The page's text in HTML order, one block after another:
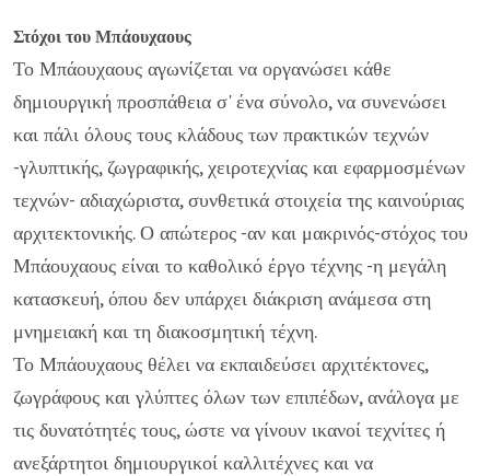
Στόχοι του Μπάουχαους
Το Μπάουχαους αγωνίζεται να οργανώσει κάθε
δημιουργική προσπάθεια σ' ένα σύνολο, να συνενώσει
και πάλι όλους τους κλάδους των πρακτικών τεχνών
-γλυπτικής, ζωγραφικής, χειροτεχνίας και εφαρμοσμένων
τεχνών- αδιαχώριστα, συνθετικά στοιχεία της καινούριας
αρχιτεκτονικής. Ο απώτερος -αν και μακρινός-στόχος του
Μπάουχαους είναι το καθολικό έργο τέχνης -η μεγάλη
κατασκευή, όπου δεν υπάρχει διάκριση ανάμεσα στη
μνημειακή και τη διακοσμητική τέχνη.
Το Μπάουχαους θέλει να εκπαιδεύσει αρχιτέκτονες,
ζωγράφους και γλύπτες όλων των επιπέδων, ανάλογα με
τις δυνατότητές τους, ώστε να γίνουν ικανοί τεχνίτες ή
ανεξάρτητοι δημιουργικοί καλλιτέχνες και να